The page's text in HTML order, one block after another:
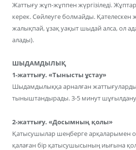
Жаттығу жұп-жұппен жүргізіледі.
керек. Сөйлеуге болмайды.
жалықпай, ұзақ уақыт шыдай алса, ол
алады).
ШЫДАМДЫЛЫҚ
1-жаттығу. «Тынысты ұстау»
Шыдамдылыққа арналған
тыныштандырады. 3-5 минут
2-жаттығу. «Досымның қолы»
Қатысушылар шеңберге арқаларымен
қалаған бір қатысушысының иығына